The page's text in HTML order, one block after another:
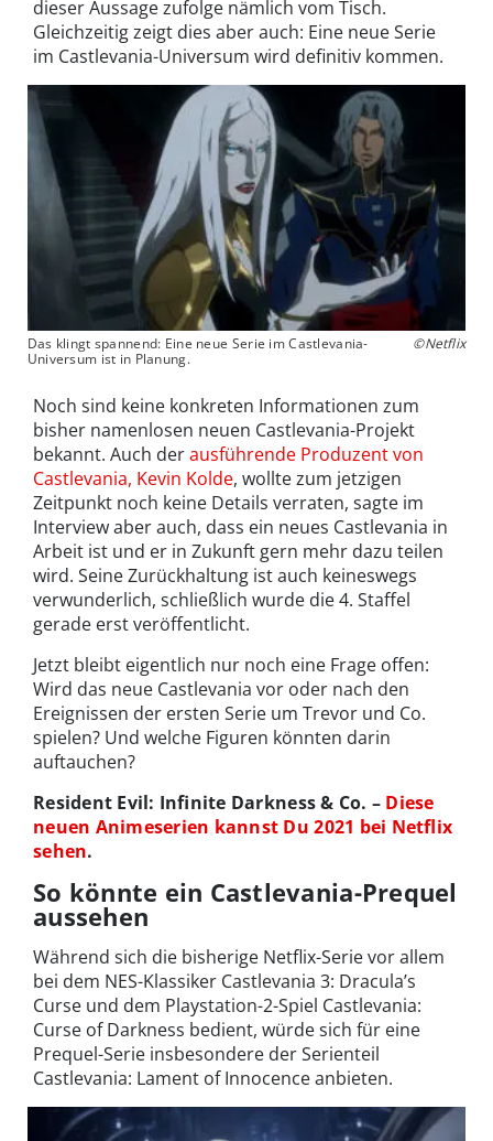
dieser Aussage zufolge nämlich vom Tisch.
Gleichzeitig zeigt dies aber auch: Eine neue Serie
im Castlevania-Universum wird definitiv kommen.
Das klingt spannend: Eine neue Serie im Castlevania-
Universum ist in Planung.
©Netflix
Noch sind keine konkreten Informationen zum
bisher namenlosen neuen Castlevania-Projekt
bekannt. Auch derausführende Produzent von
Castlevania, Kevin Kolde, wollte zum jetzigen
Zeitpunkt noch keine Details verraten, sagte im
Interview aber auch, dass ein neues Castlevania in
Arbeit ist und er in Zukunft gern mehr dazu teilen
wird. Seine Zurückhaltung ist auch keineswegs
verwunderlich, schließlich wurde die 4. Staffel
gerade erst veröffentlicht.
Jetzt bleibt eigentlich nur noch eine Frage offen:
Wird das neue Castlevania vor oder nach den
Ereignissen der ersten Serie um Trevor und Co.
spielen? Und welche Figuren könnten darin
auftauchen?
Resident Evil: Infinite Darkness & Co. – Diese
neuen Animeserien kannst Du 2021 bei Netflix
sehen.
So könnte ein Castlevania-Prequel
aussehen
Während sich die bisherige Netflix-Serie vor allem
bei dem NES-Klassiker Castlevania 3: Dracula’s
Curse und dem Playstation-2-Spiel Castlevania:
Curse of Darkness bedient, würde sich für eine
Prequel-Serie insbesondere der Serienteil
Castlevania: Lament of Innocence anbieten.